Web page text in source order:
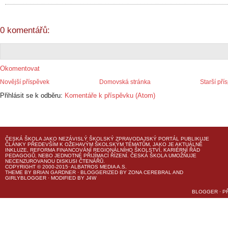
0 komentářů:
Okomentovat
Novější příspěvek Starší
Domovská stránka
Přihlásit se k odběru: Komentáře k příspěvku (Atom)
ČESKÁ ŠKOLA JAKO NEZÁVISLÝ ŠKOLSKÝ ZPRAVODAJSKÝ PORTÁL PUBLIKUJE
ČLÁNKY PŘEDEVŠÍM K OŽEHAVÝM ŠKOLSKÝM TÉMATŮM, JAKO JE AKTUÁLNĚ
INKLUZE, REFORMA FINANCOVÁNÍ REGIONÁLNÍHO ŠKOLSTVÍ, KARIÉRNÍ ŘÁD
PEDAGOGŮ, NEBO JEDNOTNÉ PŘIJÍMACÍ ŘÍZENÍ. ČESKÁ ŠKOLA UMOŽŇUJE
NECENZUROVANOU DISKUSI ČTENÁŘŮ.
COPYRIGHT © 2000-2015· ALBATROS MEDIA A.S.
THEME BY BRIAN GARDNER · BLOGGERIZED BY ZONA CEREBRAL AND
GIRLYBLOGGER · MODIFIED BY J4W
BLOGGER ·